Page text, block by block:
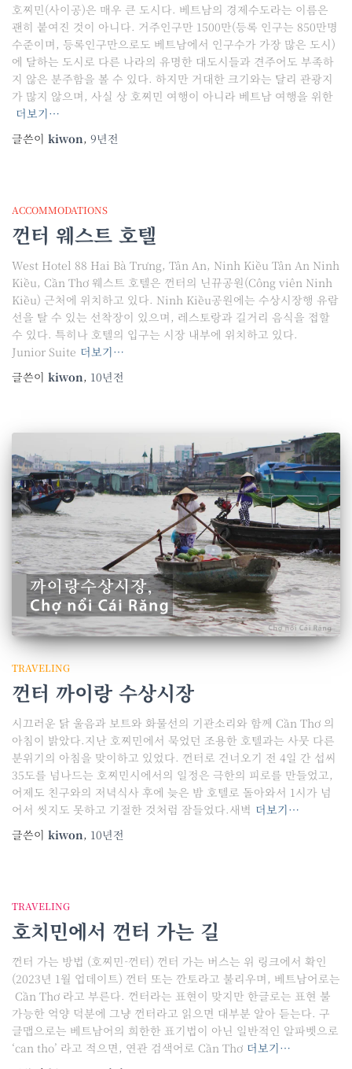
호찌민(사이공)은 매우 큰 도시다. 베트남의 경제수도라는 이름은
괜히 붙여진 것이 아니다. 거주인구만 1500만(등록 인구는 850만명
수준이며, 등록인구만으로도 베트남에서 인구수가 가장 많은 도시)
에 달하는 도시로 다른 나라의 유명한 대도시들과 견주어도 부족하
지 않은 분주함을 볼 수 있다. 하지만 거대한 크기와는 달리 관광지
가 많지 않으며, 사실 상 호찌민 여행이 아니라 베트남 여행을 위한
더보기…
글쓴이 kiwon, 9년전
ACCOMMODATIONS
껀터 웨스트 호텔
West Hotel 88 Hai Bà Trưng, Tân An, Ninh Kiều Tân An Ninh
Kiều, Cần Thơ 웨스트 호텔은 껀터의 닌뀨공원(Công viên Ninh
Kiều) 근처에 위치하고 있다. Ninh Kiều공원에는 수상시장행 유람
선을 탈 수 있는 선착장이 있으며, 레스토랑과 길거리 음식을 접할
수 있다. 특히나 호텔의 입구는 시장 내부에 위치하고 있다.
Junior Suite 더보기…
글쓴이 kiwon, 10년전
TRAVELING
껀터 까이랑 수상시장
시끄러운 닭 울음과 보트와 화물선의 기관소리와 함께 Cần Thơ 의
아침이 밝았다.지난 호찌민에서 묵었던 조용한 호텔과는 사뭇 다른
분위기의 아침을 맞이하고 있었다. 껀터로 건너오기 전 4일 간 섭씨
35도를 넘나드는 호찌민시에서의 일정은 극한의 피로를 만들었고,
어제도 친구와의 저녁식사 후에 늦은 밤 호텔로 돌아와서 1시가 넘
어서 씻지도 못하고 기절한 것처럼 잠들었다.새벽 더보기…
글쓴이 kiwon, 10년전
TRAVELING
호치민에서 껀터 가는 길
껀터 가는 방법 (호찌민-껀터) 껀터 가는 버스는 위 링크에서 확인
(2023년 1월 업데이트) 껀터 또는 깐토라고 불리우며, 베트남어로는
Cần Thơ 라고 부른다. 껀터라는 표현이 맞지만 한글로는 표현 불
가능한 억양 덕분에 그냥 껀터라고 읽으면 대부분 알아 듣는다. 구
글맵으로는 베트남어의 희한한 표기법이 아닌 일반적인 알파벳으로
‘can tho’ 라고 적으면, 연관 검색어로 Cần Thơ 더보기…